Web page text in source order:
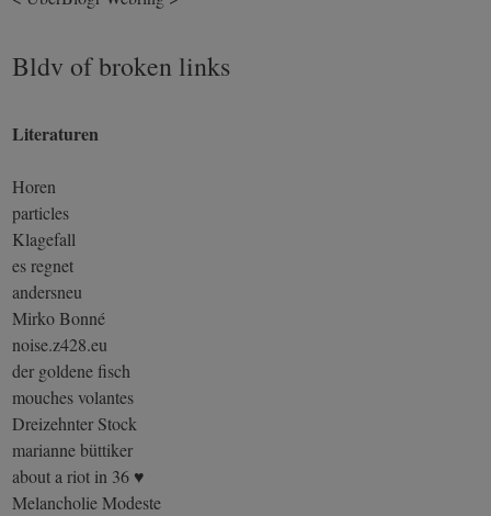
Bldv of broken links
Literaturen
Horen
particles
Klagefall
es regnet
andersneu
Mirko Bonné
noise.z428.eu
der goldene fisch
mouches volantes
Dreizehnter Stock
marianne büttiker
about a riot in 36 ♥
Melancholie Modeste